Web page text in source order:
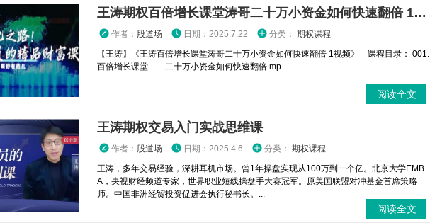
王涛期权百倍增长课堂涛哥二十万小资金如何快速翻倍 1视频
作者： 股道场 日期：2025.7.22 分类： 期权课程
【王涛】《王涛百倍增长课堂涛哥二十万小资金如何快速翻倍 1视频》 课程目录： 001.
百倍增长课堂——二十万小资金如何快速翻倍.mp...
阅读全文
王涛期权交易入门实战思维课
作者： 股道场 日期：2025.4.6 分类： 期权课程
王涛，多年交易经验，深耕耳机市场。曾1年操盘实现从100万到一个亿。北京大学EMB
A，央视财经频道专家，世界职业短线操盘手大赛冠军。原美国联盟对冲基金首席策略
师。中国非洲经贸投资促进会执行秘书长。...
阅读全文